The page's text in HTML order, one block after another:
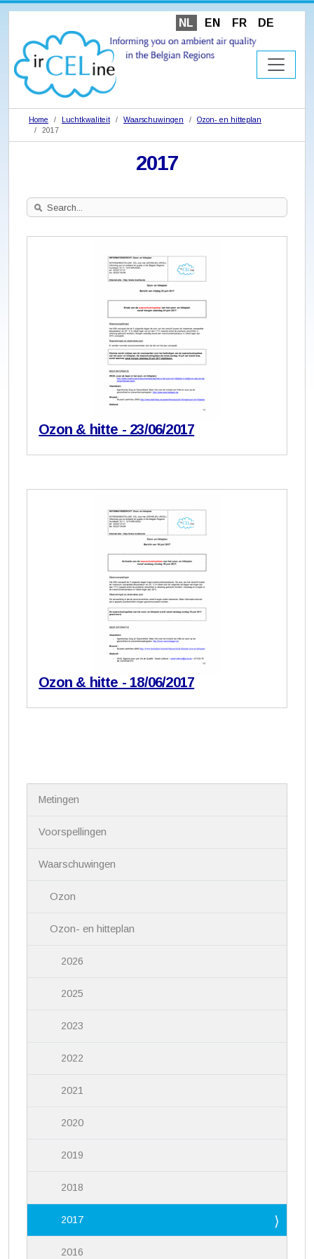
NL EN FR DE
Home Luchtkwaliteit Waarschuwingen
Ozon- en hitteplan
2017
2017
Search
Site
Ozon & hitte - 23/06/2017
Ozon & hitte - 18/06/2017
Metingen
Voorspellingen
Waarschuwingen
Ozon
Ozon- en hitteplan
2026
2025
2023
2022
2021
2020
2019
2018
2017
2016